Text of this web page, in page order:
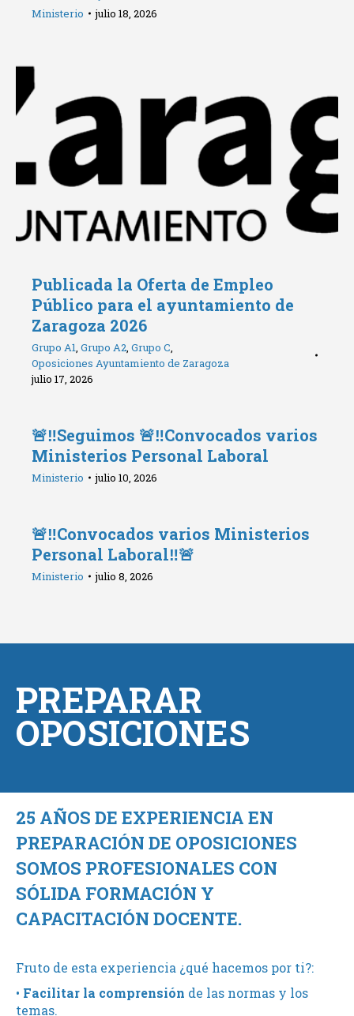
Ministerio julio 18, 2026
Publicada la Oferta de Empleo
Público para el ayuntamiento de
Zaragoza 2026
Grupo A1, Grupo A2, Grupo C,
Oposiciones Ayuntamiento de Zaragoza
julio 17, 2026
🚨‼️Seguimos 🚨‼️Convocados varios
Ministerios Personal Laboral
Ministerio julio 10, 2026
🚨‼️Convocados varios Ministerios
Personal Laboral‼️🚨
Ministerio julio 8, 2026
PREPARAR
OPOSICIONES
25 AÑOS DE EXPERIENCIA EN
PREPARACIÓN DE OPOSICIONES
SOMOS PROFESIONALES CON
SÓLIDA FORMACIÓN Y
CAPACITACIÓN DOCENTE.
Fruto de esta experiencia ¿qué hacemos por ti?:
• Facilitar la comprensión de las normas y los
temas.